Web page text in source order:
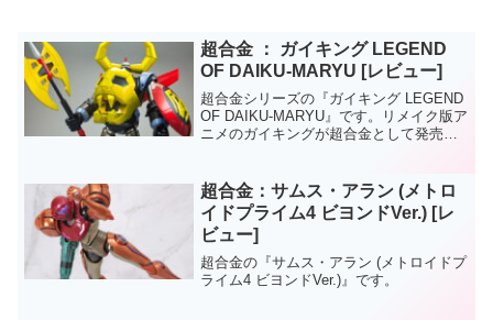
超合金 ： ガイキング LEGEND
OF DAIKU-MARYU [レビュー]
超合金シリーズの『ガイキング LEGEND
OF DAIKU-MARYU』です。リメイク版ア
ニメのガイキングが超合金として発売さ
り多めです。ライキングとバルキングは
結局...
超合金：サムス・アラン (メトロ
イドプライム4 ビヨンドVer.) [レ
ビュー]
超合金の『サムス・アラン (メトロイドプ
ライム4 ビヨンドVer.)』です。